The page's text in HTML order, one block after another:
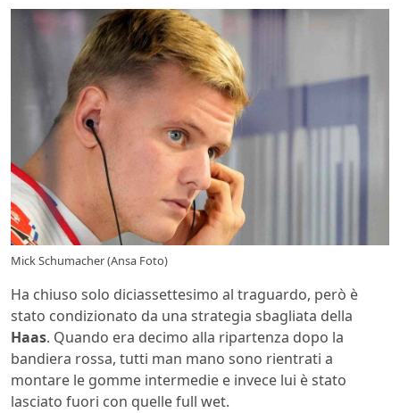
Mick Schumacher (Ansa Foto)
Ha chiuso solo diciassettesimo al traguardo, però è
stato condizionato da una strategia sbagliata della
Haas. Quando era decimo alla ripartenza dopo la
bandiera rossa, tutti man mano sono rientrati a
montare le gomme intermedie e invece lui è stato
lasciato fuori con quelle full wet.